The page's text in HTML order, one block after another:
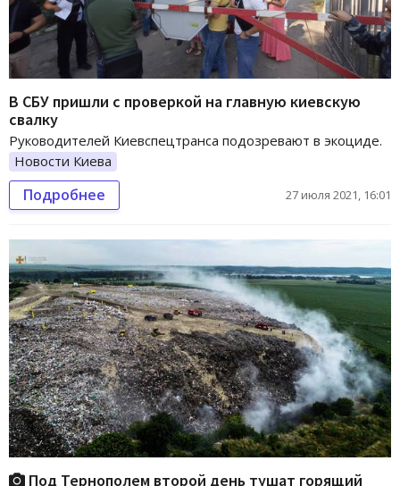
В СБУ пришли с проверкой на главную киевскую
свалку
Руководителей Киевспецтранса подозревают в экоциде.
Новости Киева
Подробнее 27 июля 2021, 16:01
Под Тернополем второй день тушат горящий